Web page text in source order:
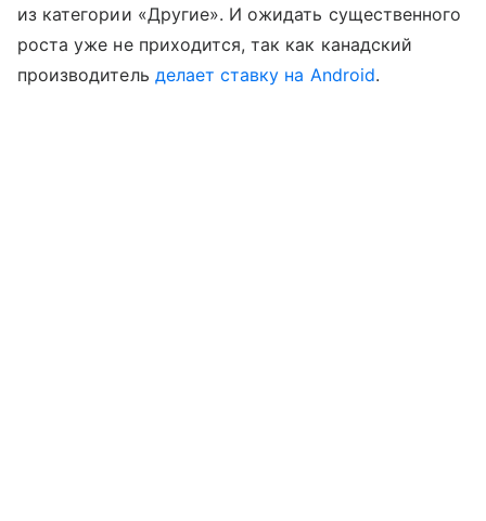
из категории «Другие». И ожидать существенного
роста уже не приходится, так как канадский
производитель делает ставку на Android.